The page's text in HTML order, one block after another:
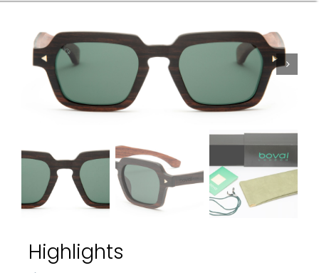
Highlights